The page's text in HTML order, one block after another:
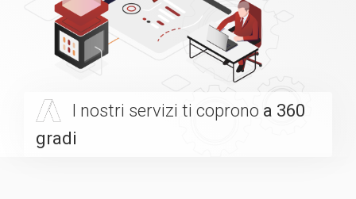
I nostri servizi ti coprono a 360
gradi